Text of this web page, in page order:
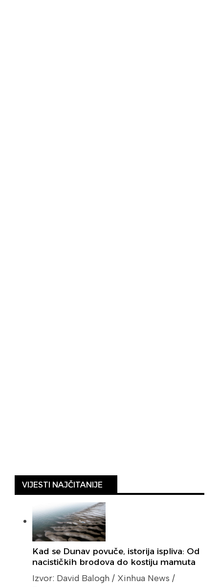
VIJESTI NAJČITANIJE
Kad se Dunav povuče, istorija ispliva: Od
nacističkih brodova do kostiju mamuta
Izvor: David Balogh / Xinhua News /